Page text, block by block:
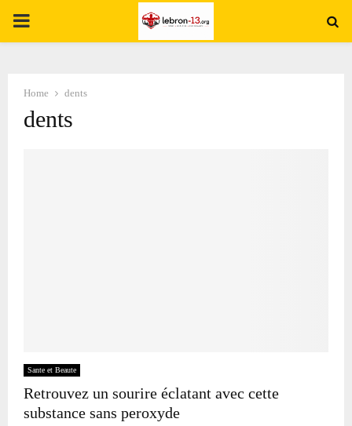
PRIMARY
Home dents
dents
Sante et Beaute
Retrouvez un sourire éclatant avec cette
substance sans peroxyde